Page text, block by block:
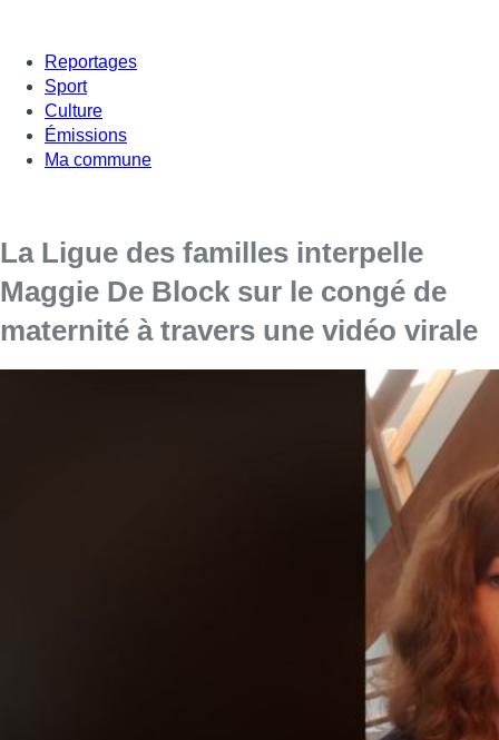
Reportages
Sport
Culture
Émissions
Ma commune
La Ligue des familles interpelle
Maggie De Block sur le congé de
maternité à travers une vidéo virale